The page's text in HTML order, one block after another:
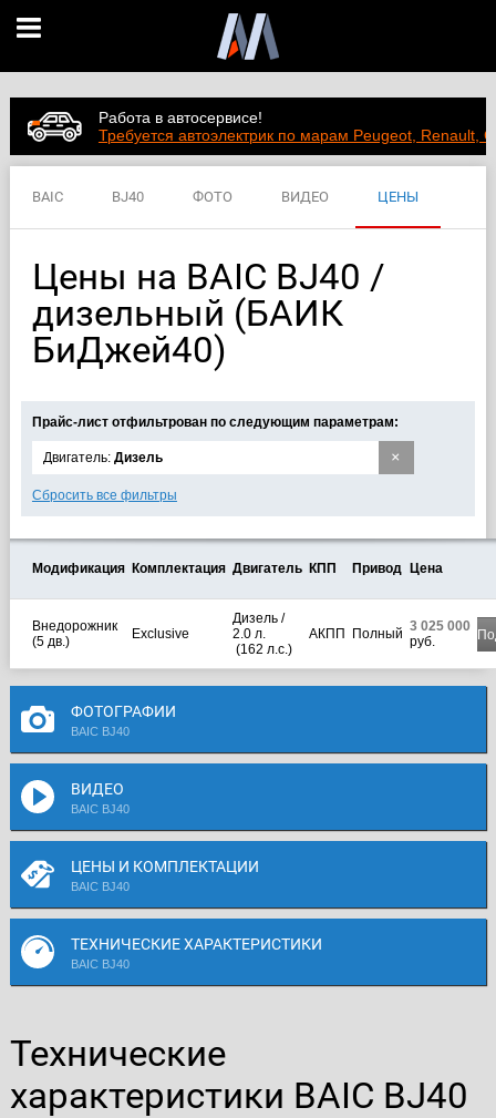
Работа в автосервисе!
Требуется автоэлектрик по марам Peugeot, Renault,
BAIC BJ40 ФОТО ВИДЕО ЦЕНЫ
Цены на BAIC BJ40 /
дизельный (БАИК
БиДжей40)
Прайс-лист отфильтрован по следующим параметрам:
×
Двигатель: Дизель
Сбросить все фильтры
Модификация Комплектация Двигатель КПП Привод Цена
Внедорожник
(5 дв.)
Exclusive
Дизель /
2.0 л.
(162 л.с.)
АКПП Полный 3 025 000
руб.
ФОТОГРАФИИ
BAIC BJ40
ВИДЕО
BAIC BJ40
ЦЕНЫ И КОМПЛЕКТАЦИИ
BAIC BJ40
ТЕХНИЧЕСКИЕ ХАРАКТЕРИСТИКИ
BAIC BJ40
Технические
характеристики BAIC BJ40